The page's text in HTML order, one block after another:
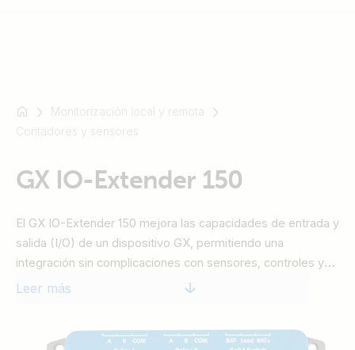
Por
ejemplo,
Multiplus-
SmartShunt
Monitorización local y remota
Contadores y sensores
GX IO-Extender 150
El GX IO-Extender 150 mejora las capacidades de entrada y
salida (I/O) de un dispositivo GX, permitiendo una
integración sin complicaciones con sensores, controles y
dispositivos externos adicionales. Se conecta mediante
El dispositivo puede controlarse con Node-RED en el
Leer más